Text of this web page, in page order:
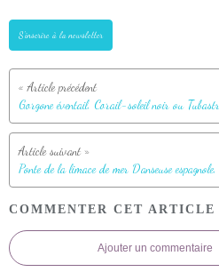
S'inscrire à la newsletter
COMMENTER CET ARTICLE
Ajouter un commentaire